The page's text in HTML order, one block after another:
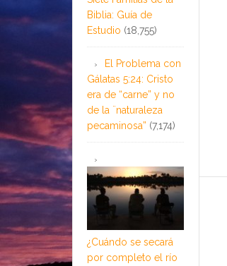
Biblia: Guía de
Estudio (18,755)
El Problema con
Gálatas 5:24: Cristo
era de “carne” y no
de la ¨naturaleza
pecaminosa” (7,174)
¿Cuándo se secará
por completo el río